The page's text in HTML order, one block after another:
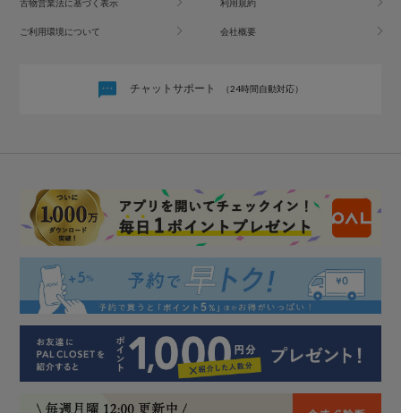
古物営業法に基づく表示 利用規約
ご利用環境について 会社概要
チャットサポート （24時間自動対応）